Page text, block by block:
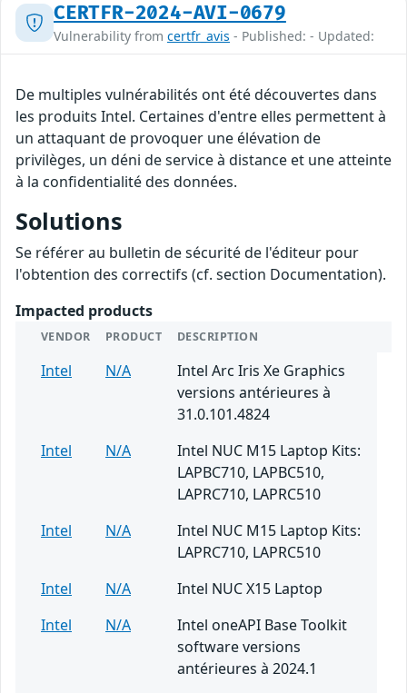
CERTFR-2024-AVI-0679
Vulnerability from certfr_avis - Published: - Updated:
De multiples vulnérabilités ont été découvertes dans
les produits Intel. Certaines d'entre elles permettent à
un attaquant de provoquer une élévation de
privilèges, un déni de service à distance et une atteinte
à la confidentialité des données.
Solutions
Se référer au bulletin de sécurité de l'éditeur pour
l'obtention des correctifs (cf. section Documentation).
Impacted products
VENDOR PRODUCT DESCRIPTION
Intel N/A
Intel Arc Iris Xe Graphics
versions antérieures à
31.0.101.4824
Intel
N/A
Intel NUC M15 Laptop Kits:
LAPBC710, LAPBC510,
LAPRC710, LAPRC510
Intel
N/A
Intel NUC M15 Laptop Kits:
LAPRC710, LAPRC510
Intel
N/A
Intel NUC X15 Laptop
Intel
N/A
Intel oneAPI Base Toolkit
software versions
antérieures à 2024.1